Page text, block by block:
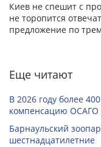
Киев не спешит с
не торопится
предложение по
Еще читают
В 2026 году более
компенсацию ОСАГО
Барнаульский
шестнадцатилетние